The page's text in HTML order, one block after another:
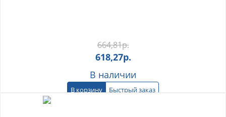
664,81р.
618,27р.
В наличии
В корзину Быстрый заказ